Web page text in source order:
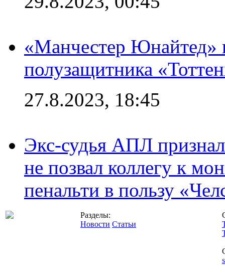
«Манчестер Юнайтед»
полузащитника
27.8.2023, 18:45
Экс-судья АПЛ
не позвал коллегу к
пенальти в пользу
Разделы:
Новости Статьи